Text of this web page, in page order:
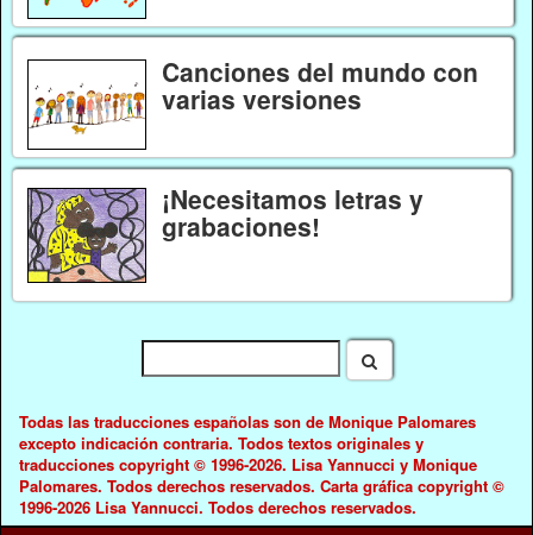
Canciones del mundo con
varias versiones
¡Necesitamos letras y
grabaciones!
Todas las traducciones españolas son de Monique Palomares
excepto indicación contraria. Todos textos originales y
traducciones copyright © 1996-2026. Lisa Yannucci y Monique
Palomares. Todos derechos reservados. Carta gráfica copyright ©
1996-2026 Lisa Yannucci. Todos derechos reservados.